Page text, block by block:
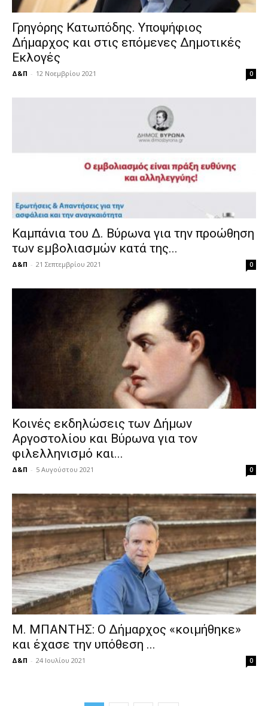
Γρηγόρης Κατωπόδης. Υποψήφιος
Δήμαρχος και στις επόμενες Δημοτικές
Εκλογές
Δ&Π - 12 Νοεμβρίου 2021 0
Καμπάνια του Δ. Βύρωνα για την προώθηση
των εμβολιασμών κατά της...
Δ&Π - 21 Σεπτεμβρίου 2021 0
Κοινές εκδηλώσεις των Δήμων
Αργοστολίου και Βύρωνα για τον
φιλελληνισμό και...
Δ&Π - 5 Αυγούστου 2021 0
Μ. ΜΠΑΝΤΗΣ: Ο Δήμαρχος «κοιμήθηκε»
και έχασε την υπόθεση ...
Δ&Π - 24 Ιουλίου 2021 0